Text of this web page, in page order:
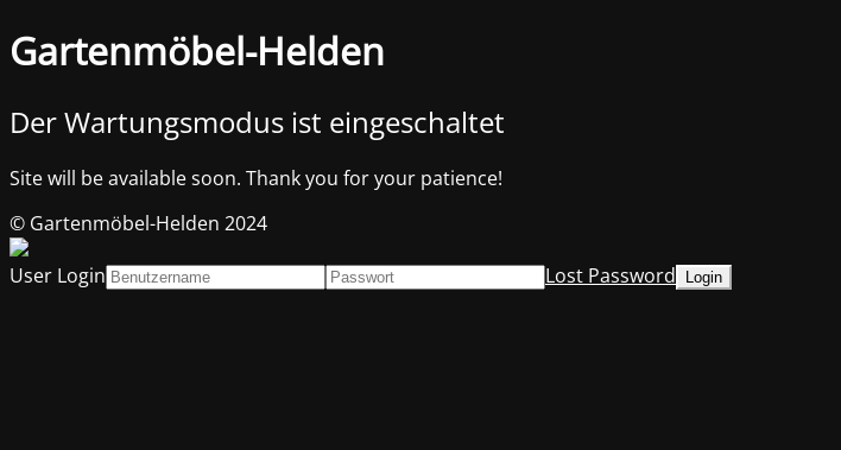
Gartenmöbel-Helden
Der Wartungsmodus ist eingeschaltet
Site will be available soon. Thank you for your patience!
© Gartenmöbel-Helden 2024
User Login
Lost Password